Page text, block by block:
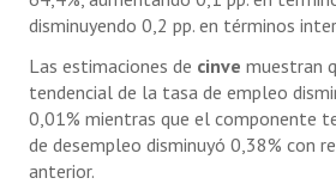
disminuyendo 0,2 pp. en términos
Las estimaciones de cinve muestran
tendencial de la tasa de empleo
0,01% mientras que el componente
de desempleo disminuyó 0,38% con
anterior.